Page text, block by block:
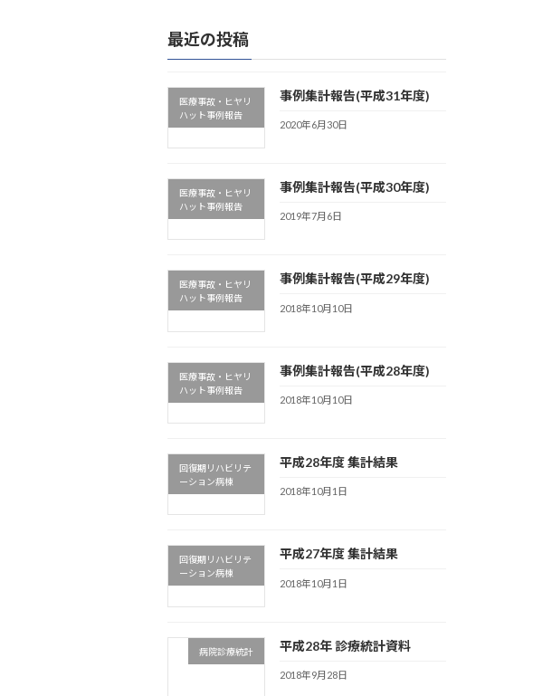
最近の投稿
医療事故・ヒヤリ
ハット事例報告
事例集計報告(平成31年度)
2020年6月30日
医療事故・ヒヤリ
ハット事例報告
事例集計報告(平成30年度)
2019年7月6日
医療事故・ヒヤリ
ハット事例報告
事例集計報告(平成29年度)
2018年10月10日
医療事故・ヒヤリ
ハット事例報告
事例集計報告(平成28年度)
2018年10月10日
回復期リハビリテ
ーション病棟
平成28年度 集計結果
2018年10月1日
回復期リハビリテ
ーション病棟
平成27年度 集計結果
2018年10月1日
病院診療統計 平成28年 診療統計資料
2018年9月28日